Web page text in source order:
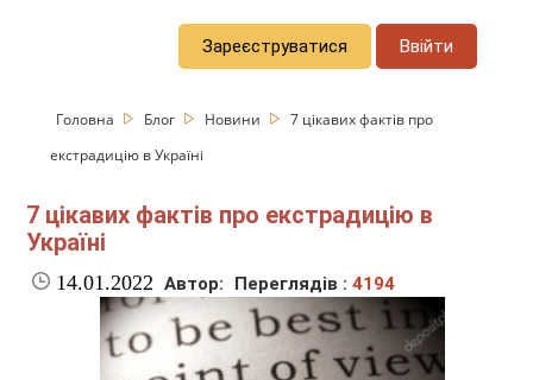
Зареєструватися Ввійти
Головна Блог Новини
7 цікавих фактів про
екстрадицію в Україні
7 цікавих фактів про екстрадицію в
Україні
14.01.2022 Автор: Переглядів :4194